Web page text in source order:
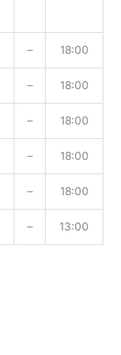
– 18:00
– 18:00
– 18:00
– 18:00
– 18:00
– 13:00